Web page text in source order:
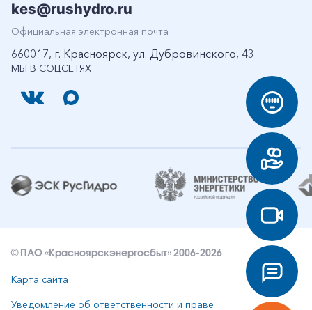
МЫ В СОЦСЕТЯХ
kes@rushydro.ru
Официальная электронная почта
660017, г. Красноярск, ул. Дубровинского, 43
© ПАО «Красноярскэнергосбыт» 2006-2026
Карта сайта
Уведомление об ответственности и праве